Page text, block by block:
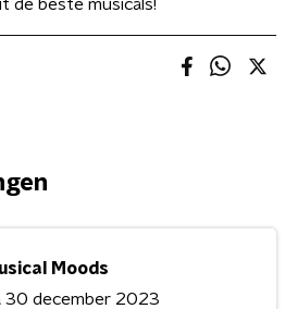
de beste musicals!
Moods
30 december 2023